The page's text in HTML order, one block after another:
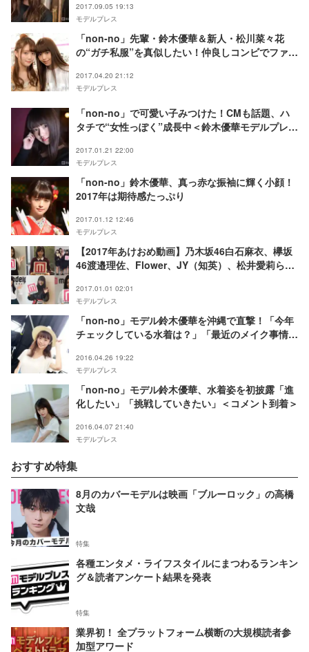
2017.09.05 19:13
モデルプレス
「non‐no」先輩・鈴木優華＆新人・松川菜々花
の“ガチ私服”を真似したい！仲良しコンビでファッ
2017.04.20 21:12
モデルプレス
「non‐no」で可愛い子みつけた！CMも話題、ハ
タチで“女性っぽく”成長中＜鈴木優華モデルプレス
2017.01.21 22:00
モデルプレス
「non-no」鈴木優華、真っ赤な振袖に輝く小顔！
2017年は期待感たっぷり
2017.01.12 12:46
モデルプレス
【2017年あけおめ動画】乃木坂46白石麻衣、欅坂
46渡邉理佐、Flower、JY（知英）、松井愛莉らか
2017.01.01 02:01
モデルプレス
「non‐no」モデル鈴木優華を沖縄で直撃！「今年
チェックしている水着は？」「最近のメイク事情
2016.04.26 19:22
モデルプレス
「non‐no」モデル鈴木優華、水着姿を初披露「進
化したい」「挑戦していきたい」＜コメント到着＞
2016.04.07 21:40
モデルプレス
おすすめ特集
8月のカバーモデルは映画「ブルーロック」の高橋
文哉
特集
各種エンタメ・ライフスタイルにまつわるランキン
グ＆読者アンケート結果を発表
特集
業界初！ 全プラットフォーム横断の大規模読者参
加型アワード